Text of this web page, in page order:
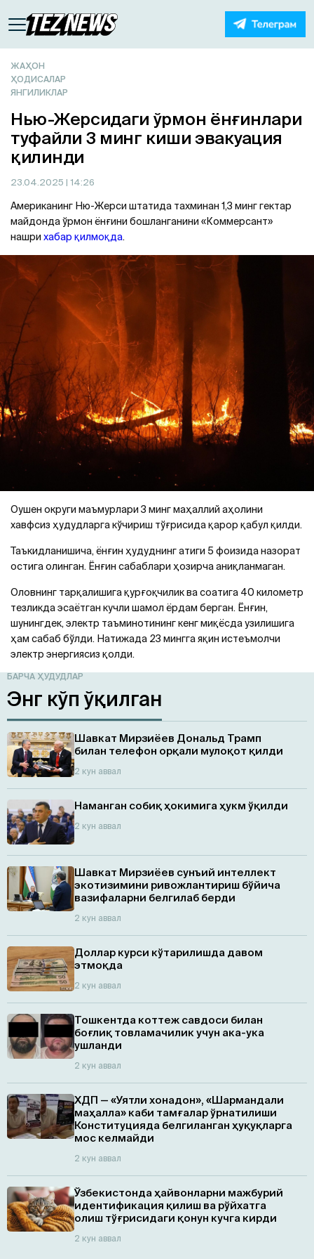
ЖАҲОН
ҲОДИСАЛАР
ЯНГИЛИКЛАР
Нью-Жерсидаги ўрмон ёнғинлари
туфайли 3 минг киши эвакуация
қилинди
23.04.2025 | 14:26
Американинг Ню-Жерси штатида тахминан 1,3 минг гектар
майдонда ўрмон ёнғини бошланганини «Коммерсант»
нашри хабар қилмоқда.
Оушен округи маъмурлари 3 минг маҳаллий аҳолини
хавфсиз ҳудудларга кўчириш тўғрисида қарор қабул қилди.
Таъкидланишича, ёнғин ҳудуднинг атиги 5 фоизида назорат
остига олинган. Ёнғин сабаблари ҳозирча аниқланмаган.
Оловнинг тарқалишига қурғоқчилик ва соатига 40 километр
тезликда эсаётган кучли шамол ёрдам берган. Ёнғин,
шунингдек, электр таъминотининг кенг миқёсда узилишига
ҳам сабаб бўлди. Натижада 23 мингга яқин истеъмолчи
электр энергиясиз қолди.
БАРЧА ҲУДУДЛАР
Энг кўп ўқилган
Шавкат Мирзиёев Дональд Трамп
билан телефон орқали мулоқот қилди
2 кун аввал
Наманган собиқ ҳокимига ҳукм ўқилди
2 кун аввал
Шавкат Мирзиёев сунъий интеллект
экотизимини ривожлантириш бўйича
вазифаларни белгилаб берди
2 кун аввал
Доллар курси кўтарилишда давом
этмоқда
2 кун аввал
Тошкентда коттеж савдоси билан
боғлиқ товламачилик учун ака-ука
ушланди
2 кун аввал
ХДП — «Уятли хонадон», «Шармандали
маҳалла» каби тамғалар ўрнатилиши
Конституцияда белгиланган ҳуқуқларга
мос келмайди
2 кун аввал
Ўзбекистонда ҳайвонларни мажбурий
идентификация қилиш ва рўйхатга
олиш тўғрисидаги қонун кучга кирди
2 кун аввал